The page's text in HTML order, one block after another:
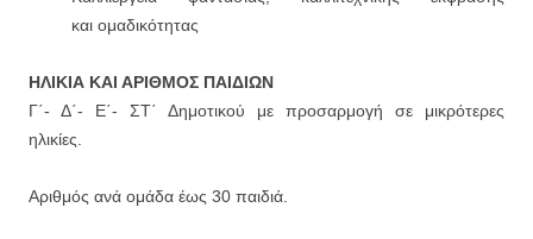
και ομαδικότητας
ΗΛΙΚΙΑ ΚΑΙ ΑΡΙΘΜΟΣ ΠΑΙΔΙΩΝ
Γ΄- Δ΄- Ε΄- ΣΤ΄ Δημοτικού με προσαρμογή σε μικρότερες
ηλικίες.
Αριθμός ανά ομάδα έως 30 παιδιά.